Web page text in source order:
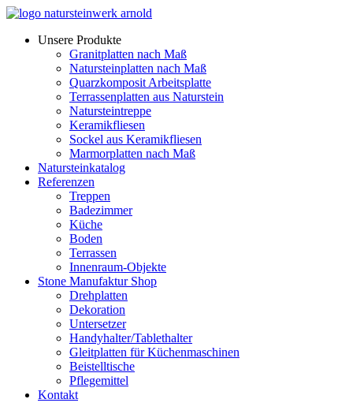
Zum
wechselnUnsere Produkte
Granitplatten nach Maß
Natursteinplatten nach Maß
Quarzkomposit Arbeitsplatte
Terrassenplatten aus Naturstein
Natursteintreppe
Keramikfliesen
Sockel aus Keramikfliesen
Marmorplatten nach Maß
Natursteinkatalog
Referenzen
Treppen
Badezimmer
Küche
Boden
Terrassen
Innenraum-Objekte
Stone Manufaktur Shop
Drehplatten
Dekoration
Untersetzer
Handyhalter/Tablethalter
Gleitplatten für Küchenmaschinen
Beistelltische
Pflegemittel
Kontakt